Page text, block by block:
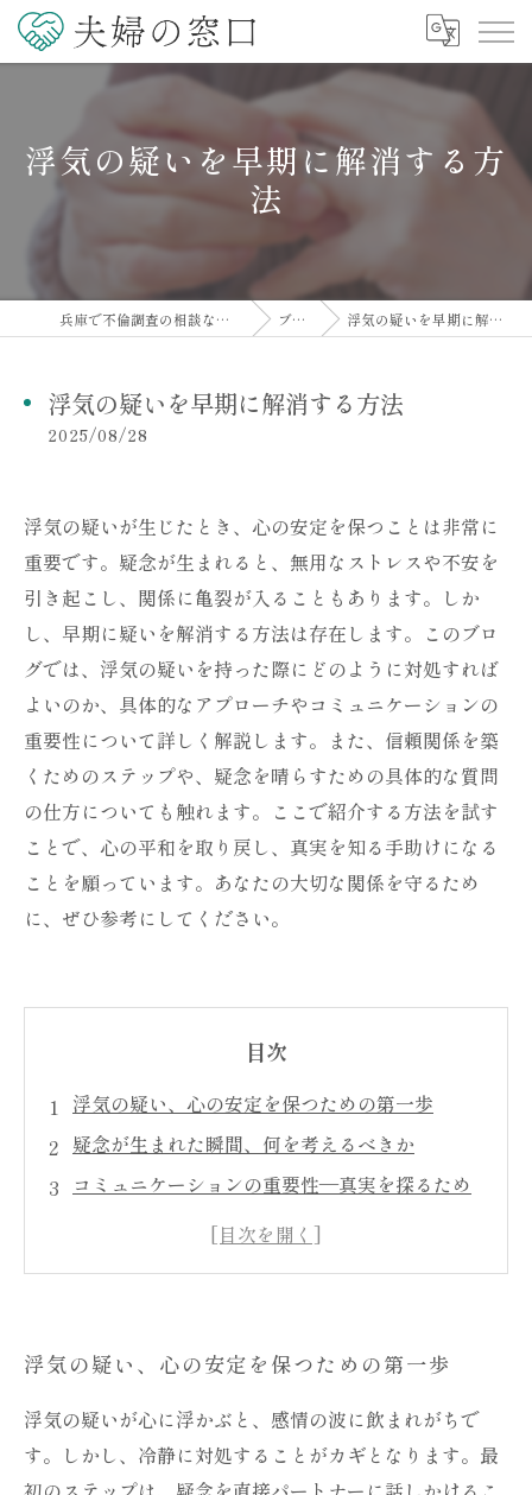
浮気の疑いを早期に解消する方
法
兵庫で不倫調査の相談なら夫婦の窓口 ブログ 浮気の疑いを早期に解消する方法
浮気の疑いを早期に解消する方法
2025/08/28
浮気の疑いが生じたとき、心の安定を保つことは非常に
重要です。疑念が生まれると、無用なストレスや不安を
引き起こし、関係に亀裂が入ることもあります。しか
し、早期に疑いを解消する方法は存在します。このブロ
グでは、浮気の疑いを持った際にどのように対処すれば
よいのか、具体的なアプローチやコミュニケーションの
重要性について詳しく解説します。また、信頼関係を築
くためのステップや、疑念を晴らすための具体的な質問
の仕方についても触れます。ここで紹介する方法を試す
ことで、心の平和を取り戻し、真実を知る手助けになる
ことを願っています。あなたの大切な関係を守るため
に、ぜひ参考にしてください。
目次
浮気の疑い、心の安定を保つための第一歩
疑念が生まれた瞬間、何を考えるべきか
コミュニケーションの重要性—真実を探るため
あなたの心を平和にするための最終的なアドバ
イス
浮気の疑い、心の安定を保つための第一歩
浮気の疑いが心に浮かぶと、感情の波に飲まれがちで
す。しかし、冷静に対処することがカギとなります。最